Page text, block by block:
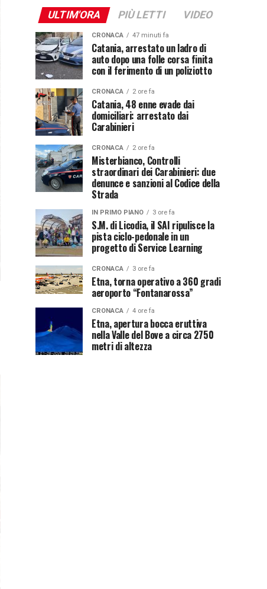
ULTIM'ORA PIÙ LETTI VIDEO
CRONACA 47 minuti fa
Catania, arrestato un ladro di
auto dopo una folle corsa finita
con il ferimento di un poliziotto
CRONACA 2 ore fa
Catania, 48 enne evade dai
domiciliari: arrestato dai
Carabinieri
CRONACA 2 ore fa
Misterbianco, Controlli
straordinari dei Carabinieri: due
denunce e sanzioni al Codice della
Strada
IN PRIMO PIANO 3 ore fa
S.M. di Licodia, il SAI ripulisce la
pista ciclo-pedonale in un
progetto di Service Learning
CRONACA 3 ore fa
Etna, torna operativo a 360 gradi
aeroporto “Fontanarossa”
CRONACA 4 ore fa
Etna, apertura bocca eruttiva
nella Valle del Bove a circa 2750
metri di altezza